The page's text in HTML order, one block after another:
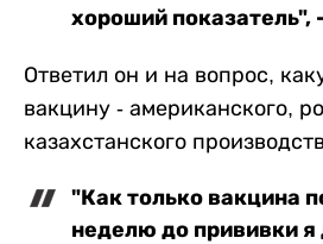
хороший показатель",
Ответил он и на вопрос,
вакцину - американского,
казахстанского
"Как только вакцина
неделю до прививки